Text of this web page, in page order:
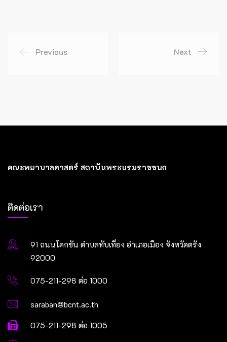
Previous Next
คณะพยาบาลศาสตร์ สถาบันพระบรมราชชนก
ติดต่อเรา
91 ถนนโคกขัน ตำบลทับเที่ยง อำเภอเมือง จังหวัดตรัง
92000
075-211-298 ต่อ 1000
saraban@bcnt.ac.th
075-211-298 ต่อ 1005